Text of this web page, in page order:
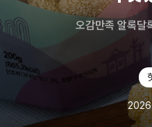
오감만족 알록달